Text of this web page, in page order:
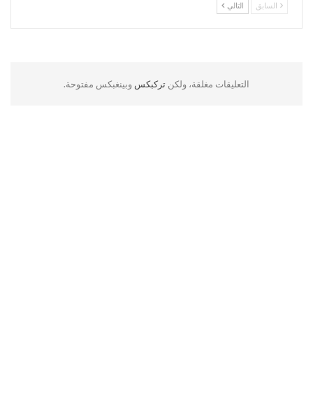
السابق التالي
التعليقات مغلقة، ولكن تركبكس وبينغبكس مفتوحة.